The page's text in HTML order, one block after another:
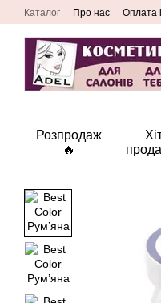
Перейти до основного
Каталог Про нас Оплата
Розпродаж
🔥